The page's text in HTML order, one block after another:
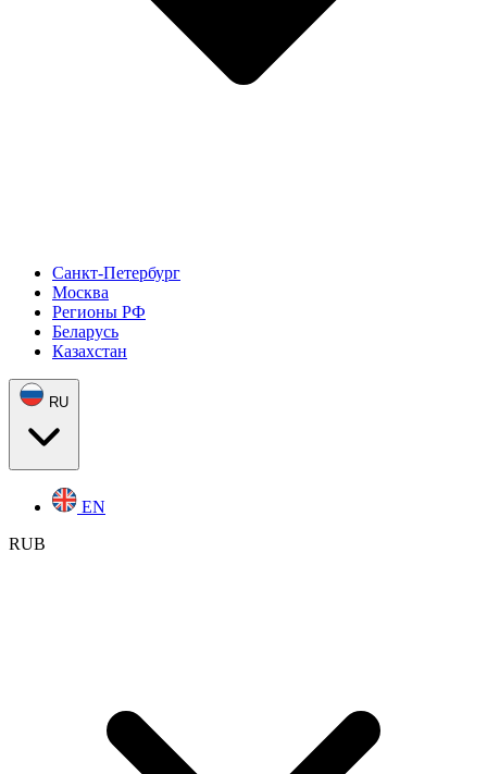
Санкт-Петербург
Москва
Регионы РФ
Беларусь
Казахстан
RU
EN
RUB